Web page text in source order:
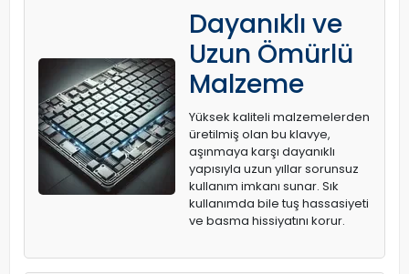
Dayanıklı ve
Uzun Ömürlü
Malzeme
Yüksek kaliteli malzemelerden
üretilmiş olan bu klavye,
aşınmaya karşı dayanıklı
yapısıyla uzun yıllar sorunsuz
kullanım imkanı sunar. Sık
kullanımda bile tuş hassasiyeti
ve basma hissiyatını korur.